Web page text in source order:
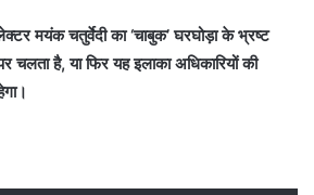
मयंक चतुर्वेदी का ‘चाबुक’ घरघोड़ा के भ्रष्ट
है, या फिर यह इलाका अधिकारियों की